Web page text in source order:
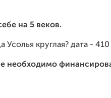
на 5 веков.
Усолья круглая? дата - 410
необходимо